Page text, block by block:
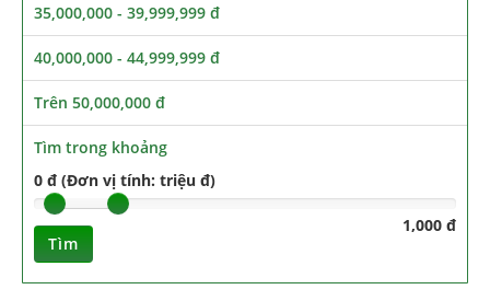
35,000,000 - 39,999,999 đ
40,000,000 - 44,999,999 đ
Trên 50,000,000 đ
Tìm trong khoảng
0 đ (Đơn vị tính: triệu đ)
1,000 đ
Tìm